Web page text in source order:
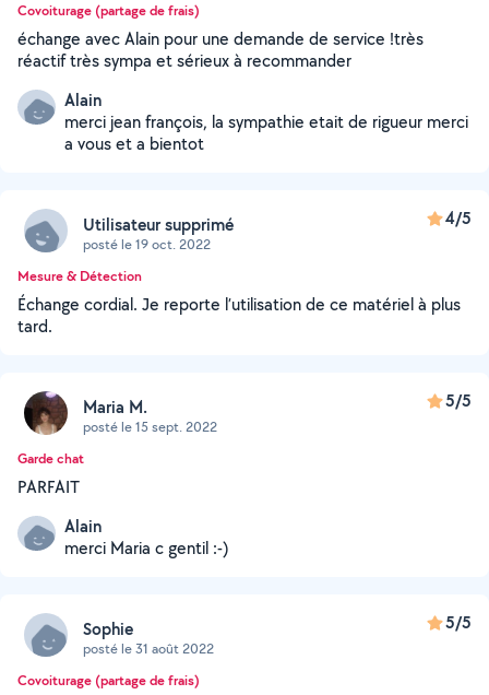
Covoiturage (partage de frais)
échange avec Alain pour une demande de service !très
réactif très sympa et sérieux à recommander
Alain
merci jean françois, la sympathie etait de rigueur merci
a vous et a bientot
Utilisateur supprimé
posté le 19 oct. 2022
4/5
Mesure & Détection
Échange cordial. Je reporte l’utilisation de ce matériel à plus
tard.
Maria M.
posté le 15 sept. 2022
5/5
Garde chat
PARFAIT
Alain
merci Maria c gentil :-)
Sophie
posté le 31 août 2022
5/5
Covoiturage (partage de frais)